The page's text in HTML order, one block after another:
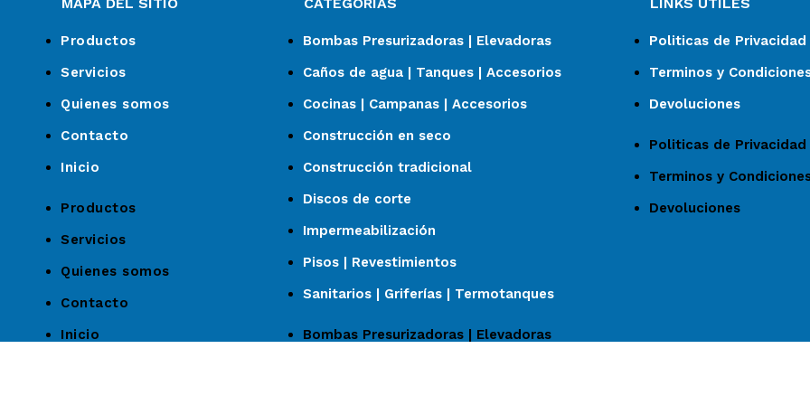
Productos
Servicios
Quienes somos
Contacto
Inicio
Productos
Servicios
Quienes somos
Contacto
Inicio
Bombas Presurizadoras | Elevadoras
Caños de agua | Tanques | Accesorios
Cocinas | Campanas | Accesorios
Construcción en seco
Construcción tradicional
Discos de corte
Impermeabilización
Pisos | Revestimientos
Sanitarios | Griferías | Termotanques
Bombas Presurizadoras | Elevadoras
Politicas de Privacidad
Terminos y
Devoluciones
Politicas de Privacidad
Terminos y
Devoluciones